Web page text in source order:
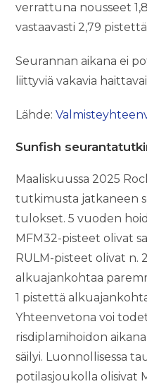
verrattuna nousseet
vastaavasti 2,79
Seurannan aikana ei
liittyviä vakavia
Lähde:
Sunfish
Maaliskuussa 2025
tutkimusta jatkaneen
tulokset. 5 vuoden
MFM32-pisteet olivat
RULM-pisteet olivat n.
alkuajankohtaa
1 pistettä
Yhteenvetona voi
risdiplamihoidon
säilyi. Luonnollisessa
potilasjoukolla olisivat